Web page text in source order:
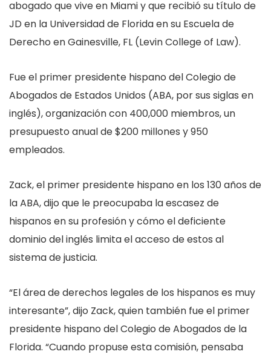
abogado que vive en Miami y que recibió su título de
JD en la Universidad de Florida en su Escuela de
Derecho en Gainesville, FL (Levin College of Law).
Fue el primer presidente hispano del Colegio de
Abogados de Estados Unidos (ABA, por sus siglas en
inglés), organización con 400,000 miembros, un
presupuesto anual de $200 millones y 950
empleados.
Zack, el primer presidente hispano en los 130 años de
la ABA, dijo que le preocupaba la escasez de
hispanos en su profesión y cómo el deficiente
dominio del inglés limita el acceso de estos al
sistema de justicia.
“El área de derechos legales de los hispanos es muy
interesante”, dijo Zack, quien también fue el primer
presidente hispano del Colegio de Abogados de la
Florida. “Cuando propuse esta comisión, pensaba